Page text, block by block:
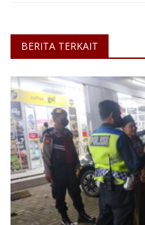
BERITA TERKAIT